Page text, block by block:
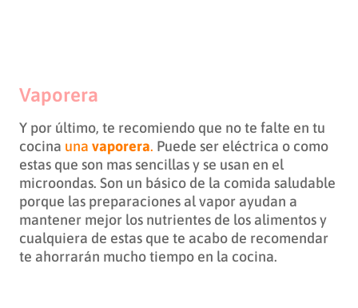
Vaporera
Y por último, te recomiendo que no te falte en tu
cocina una vaporera. Puede ser eléctrica o como
estas que son mas sencillas y se usan en el
microondas. Son un básico de la comida saludable
porque las preparaciones al vapor ayudan a
mantener mejor los nutrientes de los alimentos y
cualquiera de estas que te acabo de recomendar
te ahorrarán mucho tiempo en la cocina.